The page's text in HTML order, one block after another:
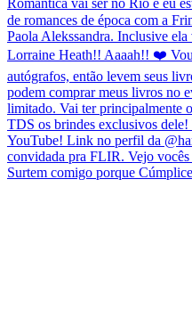
Surtem comigo porque